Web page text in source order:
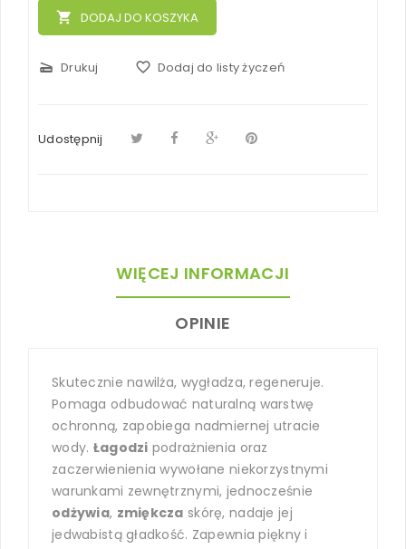
local_grocery_store DODAJ DO KOSZYKA
scanner Drukuj favorite_border Dodaj do listy życzeń
Udostępnij
WIĘCEJ INFORMACJI
OPINIE
Skutecznie nawilża, wygładza, regeneruje.
Pomaga odbudować naturalną warstwę
ochronną, zapobiega nadmiernej utracie
wody. Łagodzi podrażnienia oraz
zaczerwienienia wywołane niekorzystnymi
warunkami zewnętrznymi, jednocześnie
odżywia, zmiękcza skórę, nadaje jej
jedwabistą gładkość. Zapewnia piękny i